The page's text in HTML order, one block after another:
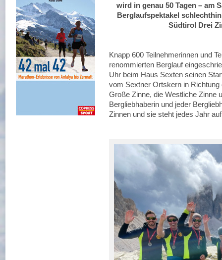
wird in genau 50 Tagen – am
Berglaufspektakel
Südtirol Drei
Knapp 600 Teilnehmerinnen und
renommierten Berglauf
Uhr beim Haus Sexten seinen
vom Sextner Ortskern in
Große Zinne, die Westliche Zinne
Bergliebhaberin und jeder
Zinnen und sie steht jedes Jahr